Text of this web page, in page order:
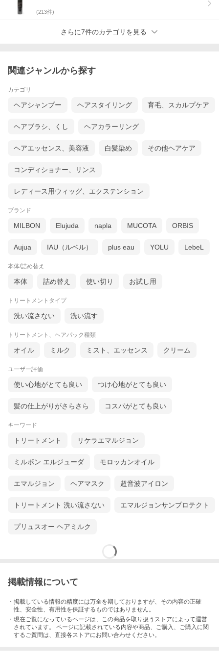
(213件)
さらに7件のカテゴリを見る
関連ジャンルから探す
カテゴリ
ヘアシャンプー ヘアスタイリング 育毛、スカルプケア
ヘアブラシ、くし ヘアカラーリング
ヘアエッセンス、美容液 白髪染め その他ヘアケア
コンディショナー、リンス
レディース用ウィッグ、エクステンション
ブランド
MILBON Elujuda napla MUCOTA ORBIS
Aujua IAU（ルベル） plus eau YOLU LebeL
本体/詰め替え
本体 詰め替え 使い切り お試し用
トリートメントタイプ
洗い流さない 洗い流す
トリートメント、ヘアパック種類
オイル ミルク ミスト、エッセンス クリーム
ユーザー評価
使い心地がとても良い つけ心地がとても良い
髪の仕上がりがさらさら コスパがとても良い
キーワード
トリートメント リケラエマルジョン
ミルボン エルジューダ モロッカンオイル
エマルジョン ヘアマスク 超音波アイロン
トリートメント 洗い流さない エマルジョンサンプロテクト
プリュスオー ヘアミルク
掲載情報について
・掲載している情報の精度には万全を期しておりますが、その内容の正確
性、安全性、有用性を保証するものではありません。
・現在ご覧になっているページは、この商品を取り扱うストアによって運営
されています。 ページに記載されている内容や商品、ご購入 、ご購入に関
するご質問は、直接各ストアにお問い合わせください。